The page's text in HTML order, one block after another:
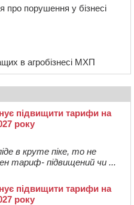
про порушення у бізнесі
в агробізнесі МХП
підвищити тарифи на
року
в круте піке, то не
тариф- підвищений чи ...
підвищити тарифи на
року